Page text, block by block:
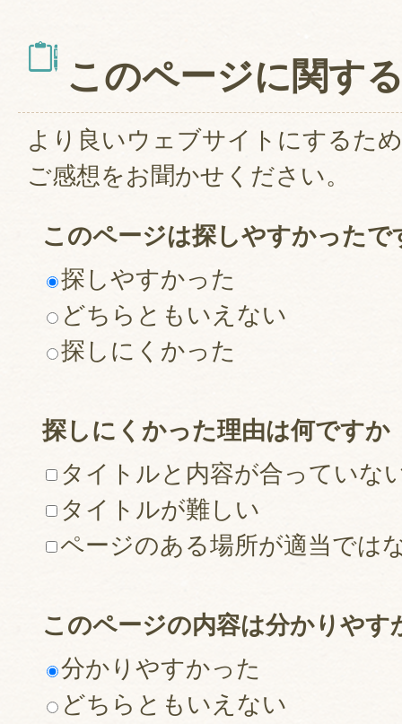
このページに関す
より良いウェブサイトにするた
ご感想をお聞かせください。
このページは探しやすかったで
探しやすかった
どちらともいえない
探しにくかった
探しにくかった理由は何ですか
タイトルと内容が合っていな
タイトルが難しい
ページのある場所が適当では
このページの内容は分かりやす
分かりやすかった
どちらともいえない